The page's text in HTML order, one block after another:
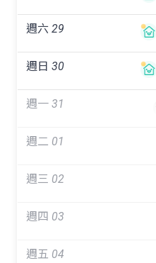
週六 29
週日 30
週一 31
週二 01
週三 02
週四 03
週五 04